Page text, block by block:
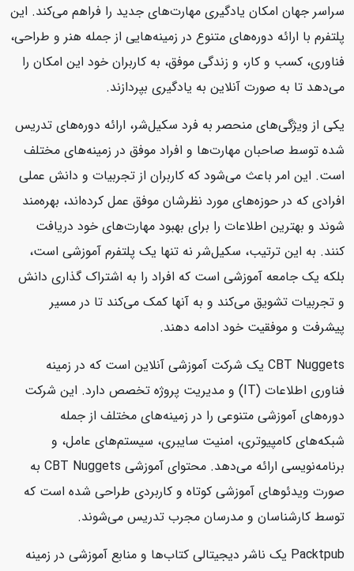
سراسر جهان امکان یادگیری مهارت‌های جدید را فراهم می‌کند. این
پلتفرم با ارائه دوره‌های متنوع در زمینه‌هایی از جمله هنر و طراحی،
فناوری، کسب و کار، و زندگی موفق، به کاربران خود این امکان را
می‌دهد تا به صورت آنلاین به یادگیری بپردازند.
یکی از ویژگی‌های منحصر به فرد سکیل‌شر، ارائه دوره‌های تدریس
شده توسط صاحبان مهارت‌ها و افراد موفق در زمینه‌های مختلف
است. این امر باعث می‌شود که کاربران از تجربیات و دانش عملی
افرادی که در حوزه‌های مورد نظرشان موفق عمل کرده‌اند، بهره‌مند
شوند و بهترین اطلاعات را برای بهبود مهارت‌های خود دریافت
کنند. به این ترتیب، سکیل‌شر نه تنها یک پلتفرم آموزشی است،
بلکه یک جامعه آموزشی است که افراد را به اشتراک گذاری دانش
و تجربیات تشویق می‌کند و به آنها کمک می‌کند تا در مسیر
پیشرفت و موفقیت خود ادامه دهند.
CBT Nuggets یک شرکت آموزشی آنلاین است که در زمینه
فناوری اطلاعات (IT) و مدیریت پروژه تخصص دارد. این شرکت
دوره‌های آموزشی متنوعی را در زمینه‌های مختلف از جمله
شبکه‌های کامپیوتری، امنیت سایبری، سیستم‌های عامل، و
برنامه‌نویسی ارائه می‌دهد. محتوای آموزشی CBT Nuggets به
صورت ویدئوهای آموزشی کوتاه و کاربردی طراحی شده است که
توسط کارشناسان و مدرسان مجرب تدریس می‌شوند.
Packtpub یک ناشر دیجیتالی کتاب‌ها و منابع آموزشی در زمینه